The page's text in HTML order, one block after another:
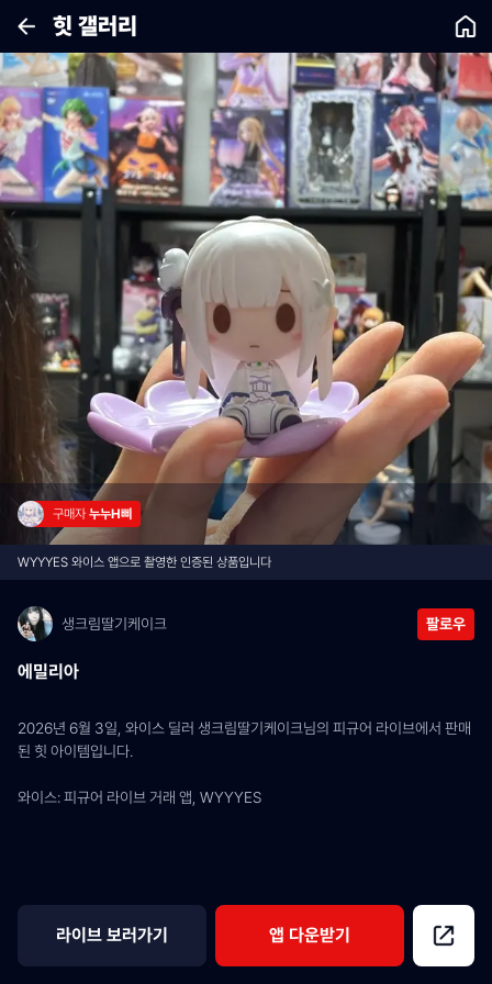
힛 갤러리
구매자 누누H삐
WYYYES 와이스 앱으로 촬영한 인증된 상품입니다
생크림딸기케이크 팔로우
에밀리아
2026년 6월 3일, 와이스 딜러 생크림딸기케이크님의 피규어 라이브에서 판매
된 힛 아이템입니다.
와이스: 피규어 라이브 거래 앱, WYYYES
라이브 보러가기 앱 다운받기